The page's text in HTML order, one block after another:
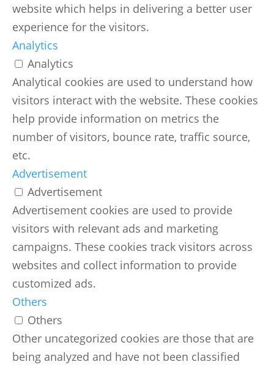
website which helps in delivering a better user
experience for the visitors.
Analytics
Analytics
Analytical cookies are used to understand how
visitors interact with the website. These cookies
help provide information on metrics the
number of visitors, bounce rate, traffic source,
etc.
Advertisement
Advertisement
Advertisement cookies are used to provide
visitors with relevant ads and marketing
campaigns. These cookies track visitors across
websites and collect information to provide
customized ads.
Others
Others
Other uncategorized cookies are those that are
being analyzed and have not been classified